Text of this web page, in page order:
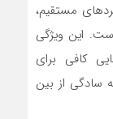
مستقیم،
این ویژگی
کافی برای
سادگی از بین